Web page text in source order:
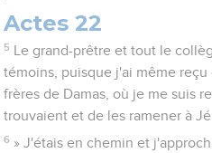
Actes 22
5
Le grand-prêtre et tout le
témoins, puisque j'ai même
frères de Damas, où je me suis
trouvaient et de les ramener à
6 » J'étais en chemin et